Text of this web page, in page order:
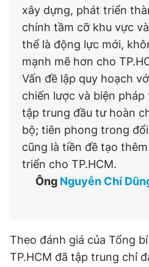
xây dựng, phát triển
chính tầm cỡ khu vực và
thể là động lực mới,
mạnh mẽ hơn cho
Vấn đề lập quy hoạch
chiến lược và biện
tập trung đầu tư hoàn
bộ; tiên phong trong
cũng là tiền đề tạo
triển cho TP.HCM.
Ông Nguyễn Chí
Theo đánh giá của Tổng
TP.HCM đã tập trung chỉ